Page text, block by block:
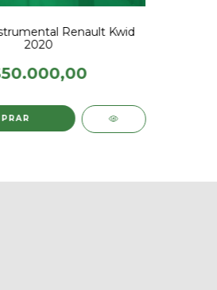
Renault Kwid
2020